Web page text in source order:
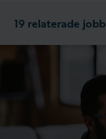
19 relaterade jobb